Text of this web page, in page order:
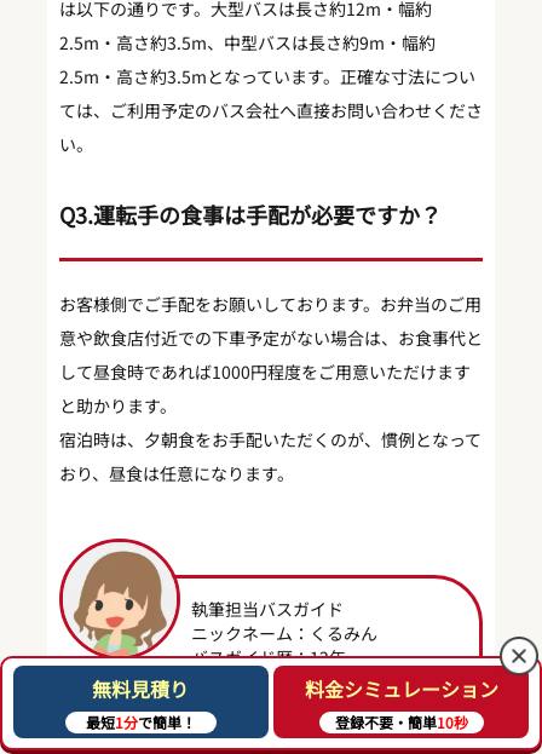
は以下の通りです。大型バスは長さ約12m・幅約
2.5m・高さ約3.5m、中型バスは長さ約9m・幅約
2.5m・高さ約3.5mとなっています。正確な寸法につい
ては、ご利用予定のバス会社へ直接お問い合わせくださ
い。
Q3.運転手の食事は手配が必要ですか？
お客様側でご手配をお願いしております。お弁当のご用
意や飲食店付近での下車予定がない場合は、お食事代と
して昼食時であれば1000円程度をご用意いただけます
と助かります。
宿泊時は、夕朝食をお手配いただくのが、慣例となって
おり、昼食は任意になります。
執筆担当バスガイド
ニックネーム：くるみん
バスガイド歴：12年
八景島シーパラダイスは大人気スポ
無料見積り
最短1分で簡単！
料金シミュレーション
登録不要・簡単10秒